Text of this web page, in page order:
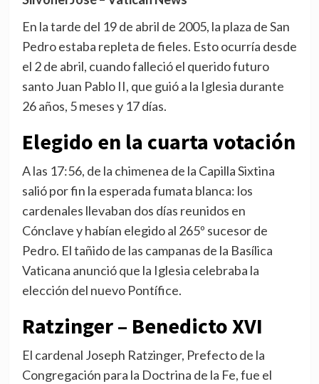
En la tarde del 19 de abril de 2005, la plaza de San
Pedro estaba repleta de fieles. Esto ocurría desde
el 2 de abril, cuando falleció el querido futuro
santo Juan Pablo II, que guió a la Iglesia durante
26 años, 5 meses y 17 días.
Elegido en la cuarta votación
A las 17:56, de la chimenea de la Capilla Sixtina
salió por fin la esperada fumata blanca: los
cardenales llevaban dos días reunidos en
Cónclave y habían elegido al 265º sucesor de
Pedro. El tañido de las campanas de la Basílica
Vaticana anunció que la Iglesia celebraba la
elección del nuevo Pontífice.
Ratzinger – Benedicto XVI
El cardenal Joseph Ratzinger, Prefecto de la
Congregación para la Doctrina de la Fe, fue el